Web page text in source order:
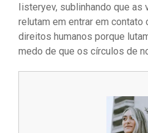
Iisteryev, sublinhando que
relutam em entrar em
direitos humanos porque
medo de que os círculos de